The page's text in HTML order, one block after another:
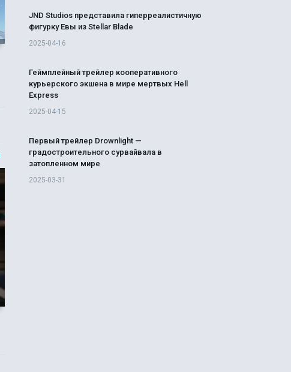
JND Studios представила гиперреалистичную
фигурку Евы из Stellar Blade
2025-04-16
Геймплейный трейлер кооперативного
курьерского экшена в мире мертвых Hell
Express
2025-04-15
Первый трейлер Drownlight —
градостроительного сурвайвала в
затопленном мире
2025-03-31